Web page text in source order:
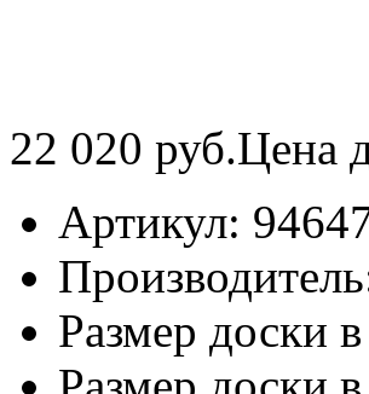
22 020 руб.Цена
Артикул:
Размер доски